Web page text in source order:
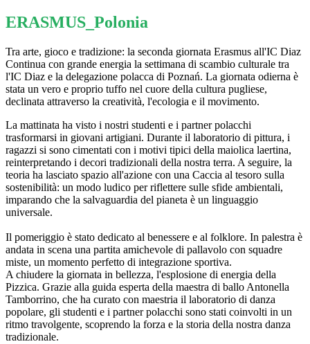
ERASMUS_Polonia
Tra arte, gioco e tradizione: la seconda giornata Erasmus all'IC Diaz
​Continua con grande energia la settimana di scambio culturale tra
l'IC Diaz e la delegazione polacca di Poznań. La giornata odierna è
stata un vero e proprio tuffo nel cuore della cultura pugliese,
declinata attraverso la creatività, l'ecologia e il movimento.
​La mattinata ha visto i nostri studenti e i partner polacchi
trasformarsi in giovani artigiani. Durante il laboratorio di pittura, i
ragazzi si sono cimentati con i motivi tipici della maiolica laertina,
reinterpretando i decori tradizionali della nostra terra. A seguire, la
teoria ha lasciato spazio all'azione con una Caccia al tesoro sulla
sostenibilità: un modo ludico per riflettere sulle sfide ambientali,
imparando che la salvaguardia del pianeta è un linguaggio
universale.
​Il pomeriggio è stato dedicato al benessere e al folklore. In palestra è
andata in scena una partita amichevole di pallavolo con squadre
miste, un momento perfetto di integrazione sportiva.
​A chiudere la giornata in bellezza, l'esplosione di energia della
Pizzica. Grazie alla guida esperta della maestra di ballo Antonella
Tamborrino, che ha curato con maestria il laboratorio di danza
popolare, gli studenti e i partner polacchi sono stati coinvolti in un
ritmo travolgente, scoprendo la forza e la storia della nostra danza
tradizionale.